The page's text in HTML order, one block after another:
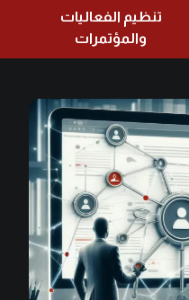
تنظيم الفعاليات
والمؤتمرات